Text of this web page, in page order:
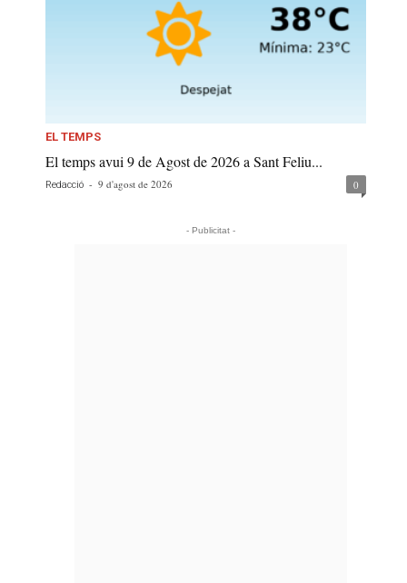
EL TEMPS
El temps avui 9 de Agost de 2026 a Sant Feliu...
Redacció - 9 d'agost de 2026 0
- Publicitat -